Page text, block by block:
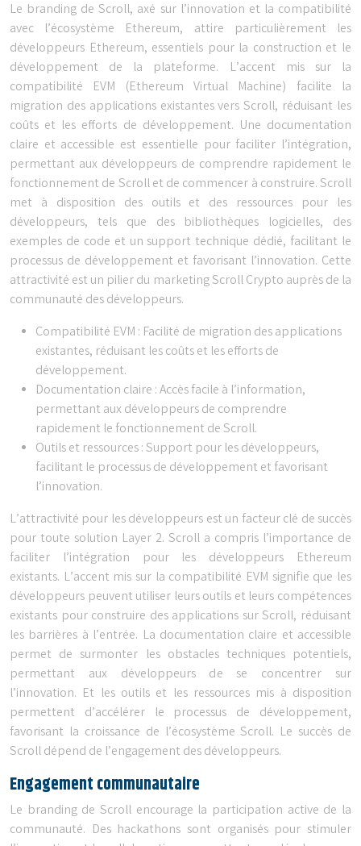
Le branding de Scroll, axé sur l’innovation et la compatibilité
avec l’écosystème Ethereum, attire particulièrement les
développeurs Ethereum, essentiels pour la construction et le
développement de la plateforme. L’accent mis sur la
compatibilité EVM (Ethereum Virtual Machine) facilite la
migration des applications existantes vers Scroll, réduisant les
coûts et les efforts de développement. Une documentation
claire et accessible est essentielle pour faciliter l’intégration,
permettant aux développeurs de comprendre rapidement le
fonctionnement de Scroll et de commencer à construire. Scroll
met à disposition des outils et des ressources pour les
développeurs, tels que des bibliothèques logicielles, des
exemples de code et un support technique dédié, facilitant le
processus de développement et favorisant l’innovation. Cette
attractivité est un pilier du marketing Scroll Crypto auprès de la
communauté des développeurs.
Compatibilité EVM : Facilité de migration des applications
existantes, réduisant les coûts et les efforts de
développement.
Documentation claire : Accès facile à l’information,
permettant aux développeurs de comprendre
rapidement le fonctionnement de Scroll.
Outils et ressources : Support pour les développeurs,
facilitant le processus de développement et favorisant
l’innovation.
L’attractivité pour les développeurs est un facteur clé de succès
pour toute solution Layer 2. Scroll a compris l’importance de
faciliter l’intégration pour les développeurs Ethereum
existants. L’accent mis sur la compatibilité EVM signifie que les
développeurs peuvent utiliser leurs outils et leurs compétences
existants pour construire des applications sur Scroll, réduisant
les barrières à l’entrée. La documentation claire et accessible
permet de surmonter les obstacles techniques potentiels,
permettant aux développeurs de se concentrer sur
l’innovation. Et les outils et les ressources mis à disposition
permettent d’accélérer le processus de développement,
favorisant la croissance de l’écosystème Scroll. Le succès de
Scroll dépend de l’engagement des développeurs.
Engagement communautaire
Le branding de Scroll encourage la participation active de la
communauté. Des hackathons sont organisés pour stimuler